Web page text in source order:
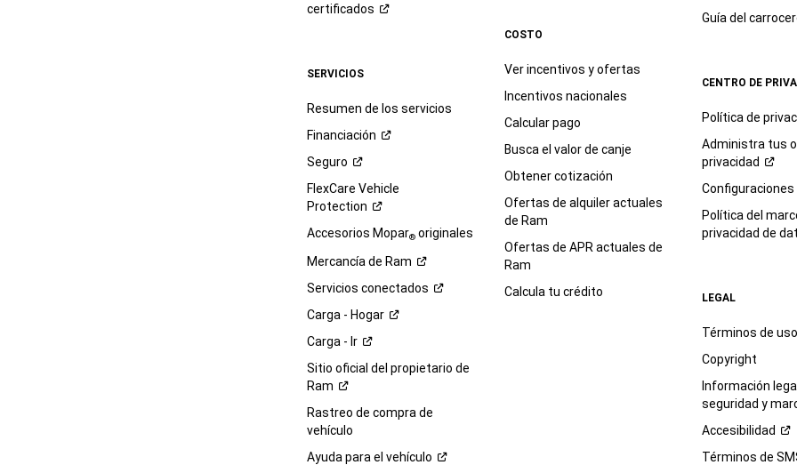
certificados
SERVICIOS
Resumen de los servicios
Financiación
Seguro
FlexCare Vehicle
Protection
Accesorios Mopar®originales
Mercancía de Ram
Servicios conectados
Carga - Hogar
Carga - Ir
Sitio oficial del propietario de
Ram
Rastreo de compra de
vehículo
Ayuda para el vehículo
COSTO
Ver incentivos y ofertas
Incentivos nacionales
Calcular pago
Busca el valor de canje
Obtener cotización
Ofertas de alquiler actuales
de Ram
Ofertas de APR actuales de
Ram
Calcula tu crédito
Guía del
CENTRO DE
Política de
Administra tus
privacidad
Configuraciones
Política del
privacidad de
LEGAL
Términos de uso
Copyright
Información
seguridad y
Accesibilidad
Términos de